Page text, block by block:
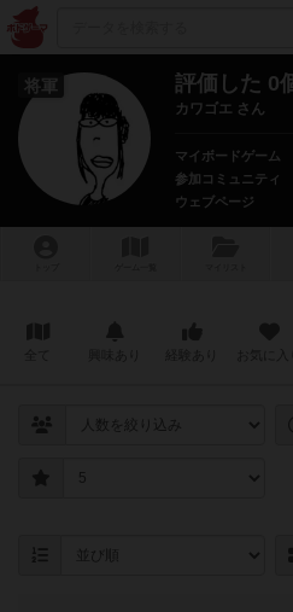
将軍 評価した 0
カワゴエ さん
マイボードゲーム
参加コミュニティ
ウェブページ